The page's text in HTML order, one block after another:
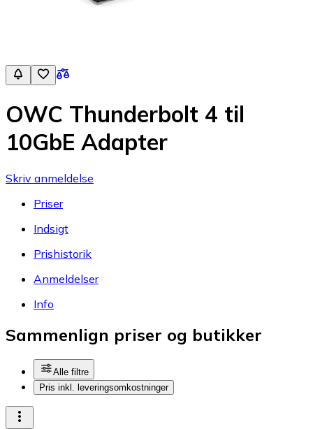
OWC Thunderbolt 4 til
10GbE Adapter
Skriv anmeldelse
Priser
Indsigt
Prishistorik
Anmeldelser
Info
Sammenlign priser og butikker
Alle filtre
Pris inkl. leveringsomkostninger